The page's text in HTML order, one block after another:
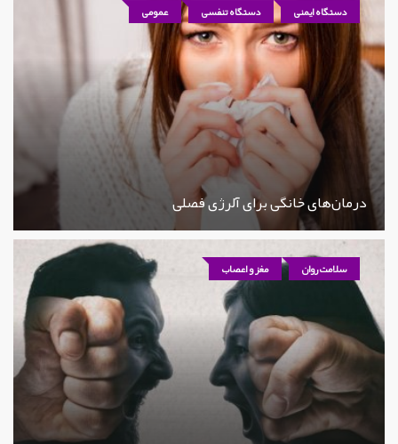
دستگاه ایمنی دستگاه تنفسی عمومی
درمان‌های خانگی برای آلرژی فصلی
سلامت روان مغز و اعصاب